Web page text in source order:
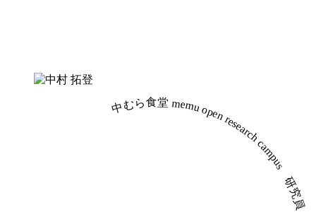
中むら食堂 memu open research campus 研究員